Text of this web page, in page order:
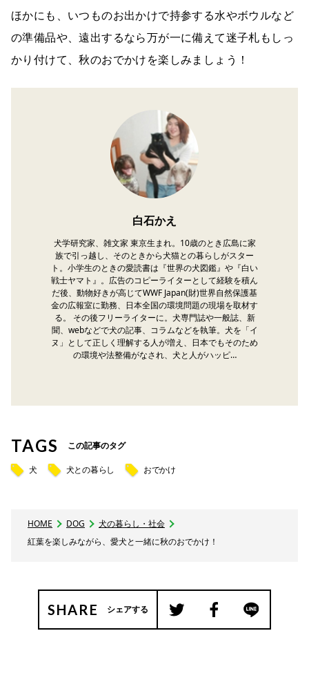
ほかにも、いつものお出かけで持参する水やボウルなど
の準備品や、遠出するなら万が一に備えて迷子札もしっ
かり付けて、秋のおでかけを楽しみましょう！
白石かえ
犬学研究家、雑文家 東京生まれ。10歳のとき広島に家
族で引っ越し、そのときから犬猫との暮らしがスター
ト。小学生のときの愛読書は『世界の犬図鑑』や『白い
戦士ヤマト』。広告のコピーライターとして経験を積ん
だ後、動物好きが高じてWWF Japan(財)世界自然保護基
金の広報室に勤務、日本全国の環境問題の現場を取材す
る。 その後フリーライターに。犬専門誌や一般誌、新
聞、webなどで犬の記事、コラムなどを執筆。犬を「イ
ヌ」として正しく理解する人が増え、日本でもそのため
の環境や法整備がなされ、犬と人がハッピ…
TAGS この記事のタグ
犬 犬との暮らし おでかけ
HOME DOG
犬の暮らし・社会
紅葉を楽しみながら、愛犬と一緒に秋のおでかけ！
SHARE シェアする